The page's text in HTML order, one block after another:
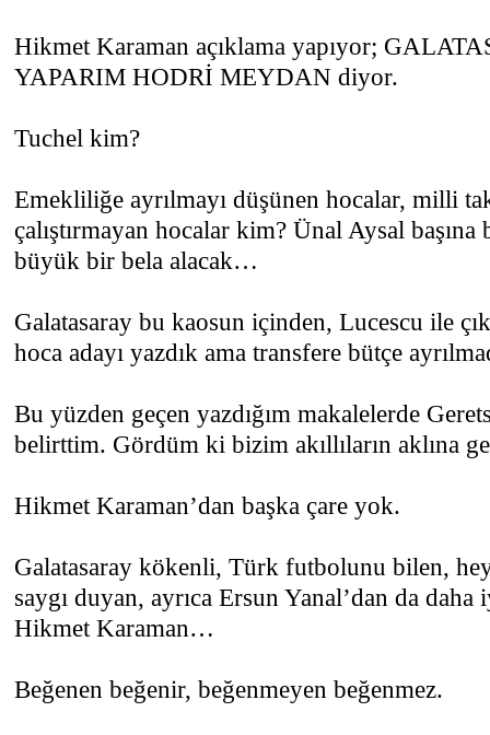
Hikmet Karaman açıklama yapıyor;
YAPARIM HODRİ MEYDAN diyor.
Tuchel kim?
Emekliliğe ayrılmayı düşünen hocalar, milli
çalıştırmayan hocalar kim? Ünal Aysal
büyük bir bela alacak…
Galatasaray bu kaosun içinden, Lucescu ile
hoca adayı yazdık ama transfere bütçe
Bu yüzden geçen yazdığım makalelerde
belirttim. Gördüm ki bizim akıllıların aklına
Hikmet Karaman’dan başka çare yok.
Galatasaray kökenli, Türk futbolunu bilen,
saygı duyan, ayrıca Ersun Yanal’dan da
Hikmet Karaman…
Beğenen beğenir, beğenmeyen beğenmez.